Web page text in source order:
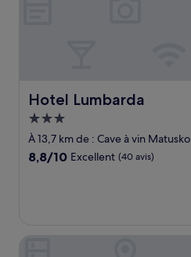
Hotel Lumbarda
Hotel Lumbarda
Hébergement
3.0 étoiles
À 13,7 km de : Cave à vin Matusko
8.8
8,8/10 Excellent (40 avis)